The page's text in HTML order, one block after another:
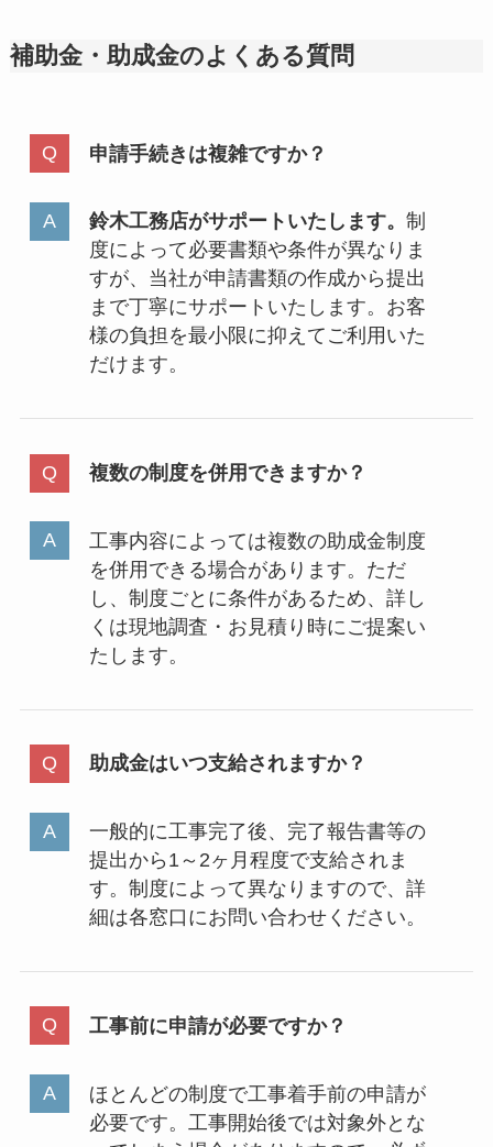
補助金・助成金のよくある質問
申請手続きは複雑ですか？
鈴木工務店がサポートいたします。 制
度によって必要書類や条件が異なりま
すが、当社が申請書類の作成から提出
まで丁寧にサポートいたします。お客
様の負担を最小限に抑えてご利用いた
だけます。
複数の制度を併用できますか？
工事内容によっては複数の助成金制度
を併用できる場合があります。ただ
し、制度ごとに条件があるため、詳し
くは現地調査・お見積り時にご提案い
たします。
助成金はいつ支給されますか？
一般的に工事完了後、完了報告書等の
提出から1～2ヶ月程度で支給されま
す。制度によって異なりますので、詳
細は各窓口にお問い合わせください。
工事前に申請が必要ですか？
ほとんどの制度で工事着手前の申請が
必要です。工事開始後では対象外とな